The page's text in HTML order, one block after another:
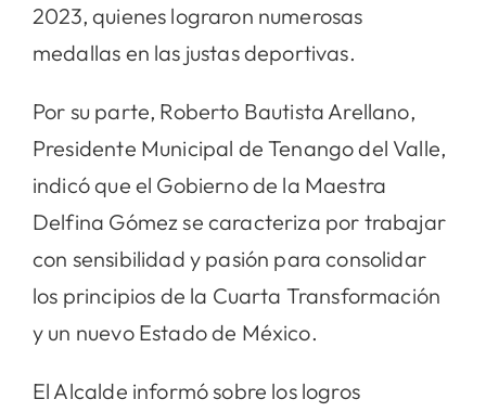
2023, quienes lograron numerosas
medallas en las justas deportivas.
Por su parte, Roberto Bautista Arellano,
Presidente Municipal de Tenango del Valle,
indicó que el Gobierno de la Maestra
Delfina Gómez se caracteriza por trabajar
con sensibilidad y pasión para consolidar
los principios de la Cuarta Transformación
y un nuevo Estado de México.
El Alcalde informó sobre los logros